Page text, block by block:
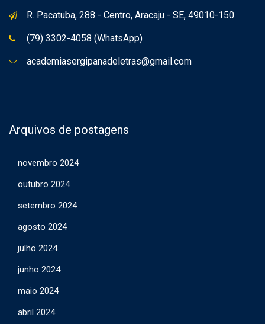
R. Pacatuba, 288 - Centro, Aracaju - SE, 49010-150
(79) 3302-4058 (WhatsApp)
academiasergipanadeletras@gmail.com
Arquivos de postagens
novembro 2024
outubro 2024
setembro 2024
agosto 2024
julho 2024
junho 2024
maio 2024
abril 2024